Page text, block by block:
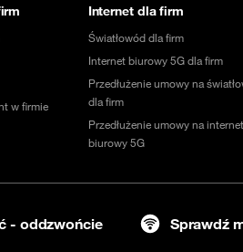
w firmie
Internet dla firm
Światłowód dla firm
Internet biurowy 5G dla firm
Przedłużenie umowy na
dla firm
Przedłużenie umowy na internet
biurowy 5G
- oddzwońcie Sprawdź